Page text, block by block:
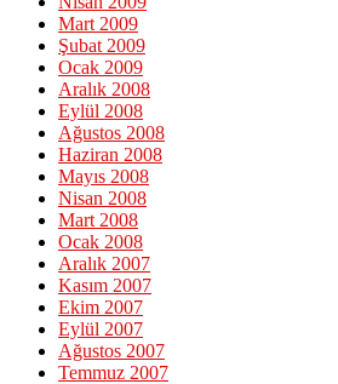
Mart 2009
Şubat 2009
Ocak 2009
Aralık 2008
Eylül 2008
Ağustos 2008
Haziran 2008
Mayıs 2008
Nisan 2008
Mart 2008
Ocak 2008
Aralık 2007
Kasım 2007
Ekim 2007
Eylül 2007
Ağustos 2007
Temmuz 2007